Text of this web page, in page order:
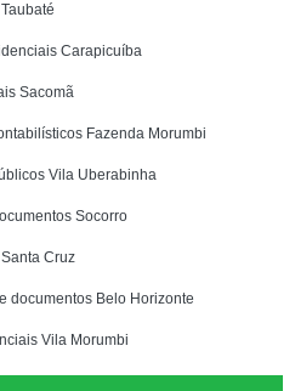
Carapicuíba
Sacomã
Fazenda Morumbi
Vila Uberabinha
Socorro
Cruz
documentos Belo Horizonte
Vila Morumbi